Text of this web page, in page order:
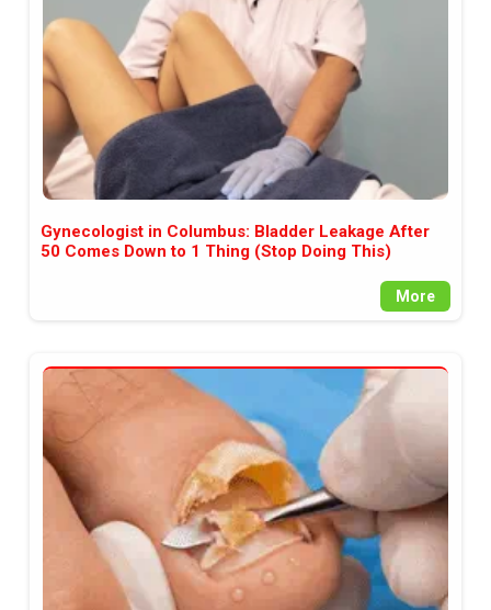
Gynecologist in Columbus: Bladder Leakage After
50 Comes Down to 1 Thing (Stop Doing This)
More